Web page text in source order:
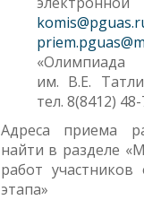
«Олимпиада
им. В.Е.
тел. 8(8412)
Адреса приема
найти в разделе
работ участников
этапа»